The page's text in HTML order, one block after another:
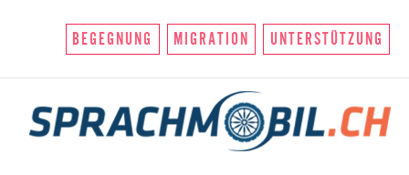
BEGEGNUNG MIGRATION UNTERSTÜTZUNG